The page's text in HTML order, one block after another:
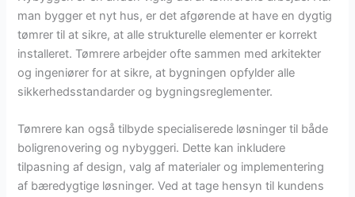
man bygger et nyt hus, er det afgørende at have en dygtig
tømrer til at sikre, at alle strukturelle elementer er korrekt
installeret. Tømrere arbejder ofte sammen med arkitekter
og ingeniører for at sikre, at bygningen opfylder alle
sikkerhedsstandarder og bygningsreglementer.
Tømrere kan også tilbyde specialiserede løsninger til både
boligrenovering og nybyggeri. Dette kan inkludere
tilpasning af design, valg af materialer og implementering
af bæredygtige løsninger. Ved at tage hensyn til kundens